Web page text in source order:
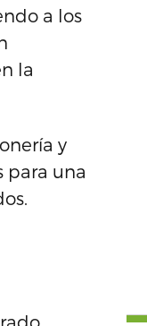
a los
la
y
para una